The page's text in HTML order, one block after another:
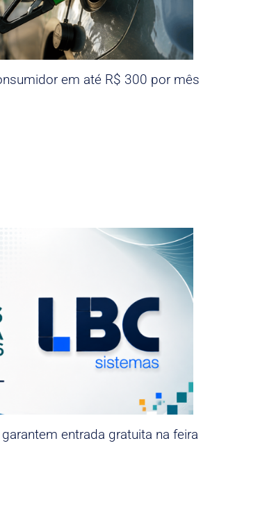
em até R$ 300 por mês
entrada gratuita na feira